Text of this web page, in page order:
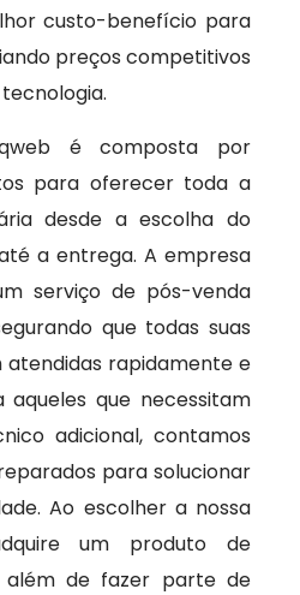
custo-benefício para
preços competitivos
é composta por
para oferecer toda a
desde a escolha do
a entrega. A empresa
serviço de pós-venda
que todas suas
atendidas rapidamente e
aqueles que necessitam
adicional, contamos
para solucionar
Ao escolher a nossa
um produto de
além de fazer parte de